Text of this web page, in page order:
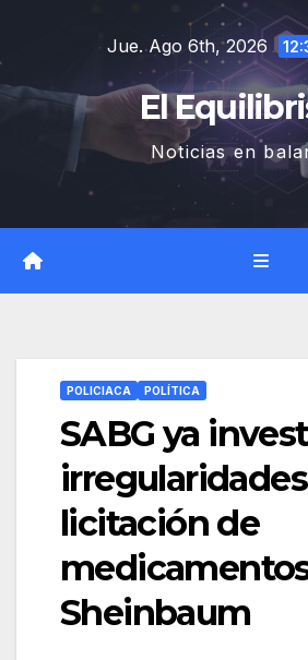
contenido
Jue. Ago 6th, 2026
El
Noticias en
POLICIACA POLÍTICA
SABG ya
licitación de
Sheinbaum